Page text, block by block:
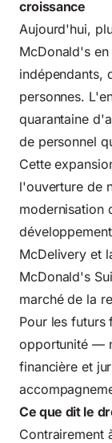
croissance
Aujourd'hui,
McDonald's
indépendants,
personnes.
quarantaine
de personnel
Cette
l'ouverture de
modernisation
McDelivery et
McDonald's
marché de la
Pour les futurs
opportunité —
financière et
Ce que dit le
Contrairement